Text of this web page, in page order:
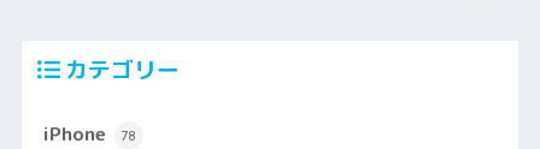
カテゴリー
iPhone 78